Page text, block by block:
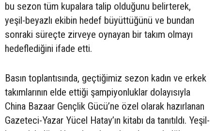
bu sezon tüm kupalara talip olduğunu belirterek,
yeşil-beyazlı ekibin hedef büyüttüğünü ve bundan
sonraki süreçte zirveye oynayan bir takım olmayı
hedeflediğini ifade etti.
Basın toplantısında, geçtiğimiz sezon kadın ve erkek
takımlarının elde ettiği şampiyonluklar dolayısıyla
China Bazaar Gençlik Gücü’ne özel olarak hazırlanan
Gazeteci-Yazar Yücel Hatay’ın kitabı da tanıtıldı. Yeşil-